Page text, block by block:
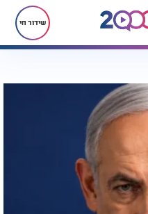
שידור חי